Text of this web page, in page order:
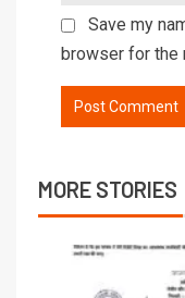
Save my
browser for the
MORE STORIES